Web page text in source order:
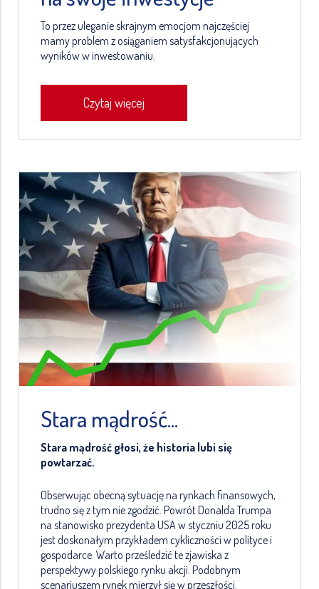
To przez uleganie skrajnym emocjom najczęściej
mamy problem z osiąganiem satysfakcjonujących
wyników w inwestowaniu.
Czytaj więcej
Stara mądrość...
Stara mądrość głosi, że historia lubi się
powtarzać.
Obserwując obecną sytuację na rynkach finansowych,
trudno się z tym nie zgodzić. Powrót Donalda Trumpa
na stanowisko prezydenta USA w styczniu 2025 roku
jest doskonałym przykładem cykliczności w polityce i
gospodarce. Warto prześledzić te zjawiska z
perspektywy polskiego rynku akcji. Podobnym
scenariuszem rynek mierzył się w przeszłości.